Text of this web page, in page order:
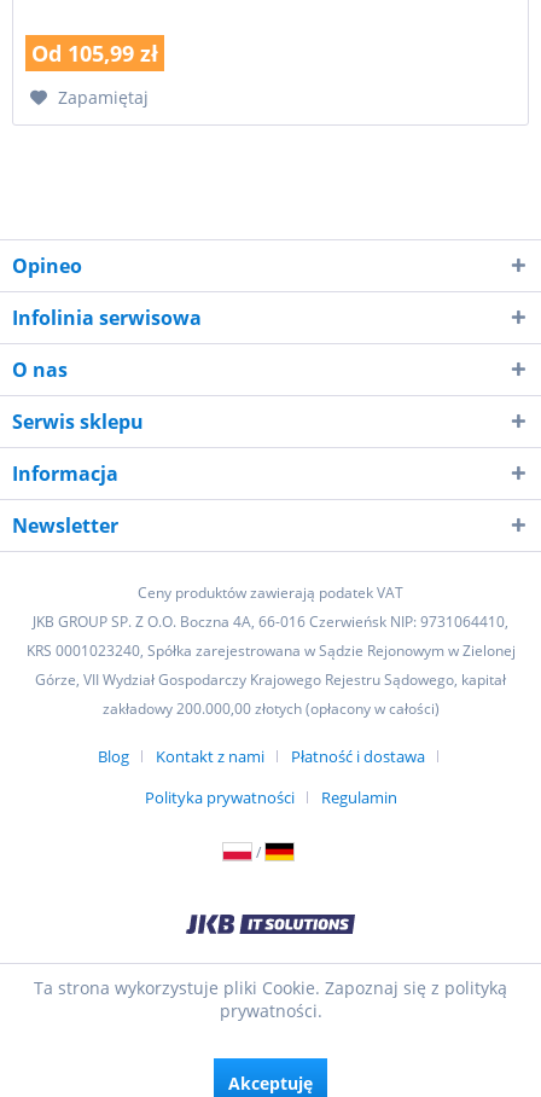
Od 105,99 zł
Zapamiętaj
Opineo
Infolinia serwisowa
O nas
Serwis sklepu
Informacja
Newsletter
Ceny produktów zawierają podatek VAT
JKB GROUP SP. Z O.O. Boczna 4A, 66-016 Czerwieńsk NIP: 9731064410,
KRS 0001023240, Spółka zarejestrowana w Sądzie Rejonowym w Zielonej
Górze, VII Wydział Gospodarczy Krajowego Rejestru Sądowego, kapitał
zakładowy 200.000,00 złotych (opłacony w całości)
Blog Kontakt z nami
Płatność i dostawa
Polityka prywatności
Regulamin
/
Ta strona wykorzystuje pliki Cookie. Zapoznaj się z polityką
prywatności.
Akceptuję